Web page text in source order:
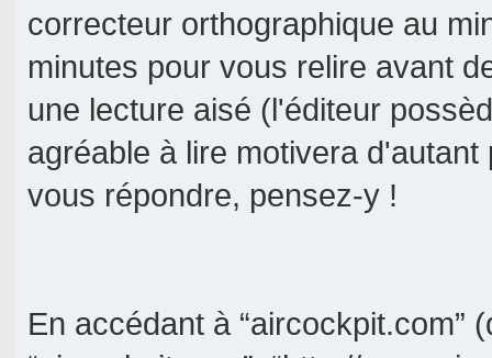
correcteur orthographique au
minutes pour vous relire avant
une lecture aisé (l'éditeur
agréable à lire motivera
vous répondre, pensez-y !
En accédant à “aircockpit.com”